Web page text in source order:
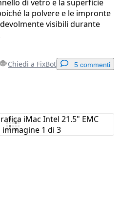
di vetro e la superficie
la polvere e le impronte
visibili durante
Chiedi a FixBot 5 commenti
un commento